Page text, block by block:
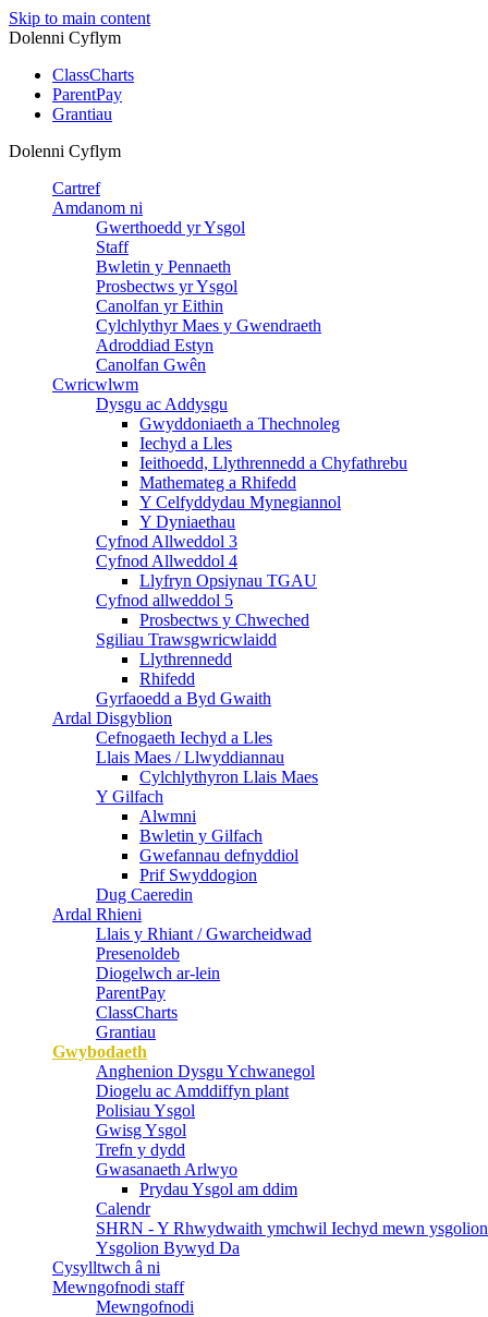
Skip to main content
Dolenni Cyflym
ClassCharts
ParentPay
Grantiau
Dolenni Cyflym
Cartref
Amdanom ni
Gwerthoedd yr Ysgol
Staff
Bwletin y Pennaeth
Prosbectws yr Ysgol
Canolfan yr Eithin
Cylchlythyr Maes y Gwendraeth
Adroddiad Estyn
Canolfan Gwên
Cwricwlwm
Dysgu ac Addysgu
Gwyddoniaeth a Thechnoleg
Iechyd a Lles
Ieithoedd, Llythrennedd a Chyfathrebu
Mathemateg a Rhifedd
Y Celfyddydau Mynegiannol
Y Dyniaethau
Cyfnod Allweddol 3
Cyfnod Allweddol 4
Llyfryn Opsiynau TGAU
Cyfnod allweddol 5
Prosbectws y Chweched
Sgiliau Trawsgwricwlaidd
Llythrennedd
Rhifedd
Gyrfaoedd a Byd Gwaith
Ardal Disgyblion
Cefnogaeth Iechyd a Lles
Llais Maes / Llwyddiannau
Cylchlythyron Llais Maes
Y Gilfach
Alwmni
Bwletin y Gilfach
Gwefannau defnyddiol
Prif Swyddogion
Dug Caeredin
Ardal Rhieni
Llais y Rhiant / Gwarcheidwad
Presenoldeb
Diogelwch ar-lein
ParentPay
ClassCharts
Grantiau
Gwybodaeth
Anghenion Dysgu Ychwanegol
Diogelu ac Amddiffyn plant
Polisiau Ysgol
Gwisg Ysgol
Trefn y dydd
Gwasanaeth Arlwyo
Prydau Ysgol am ddim
Calendr
SHRN - Y Rhwydwaith ymchwil Iechyd mewn ysgolion
Ysgolion Bywyd Da
Cysylltwch â ni
Mewngofnodi staff
Mewngofnodi